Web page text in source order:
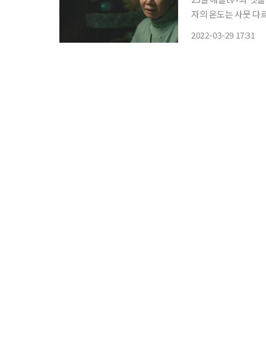
자의 온도는 사뭇 다르게 감지되고 있다. ‘파친
2022-03-29 17:31